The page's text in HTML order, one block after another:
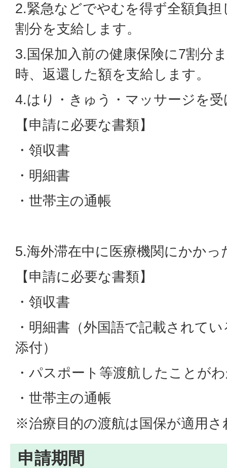
2.緊急などでやむを得ず全額負
割分を支給します。
3.国保加入前の健康保険に7割分
時、返還した額を支給します。
4.はり・きゅう・マッサージを
【申請に必要な書類】
・領収書
・明細書
・世帯主の通帳
5.海外滞在中に医療機関にかかっ
【申請に必要な書類】
・領収書
・明細書（外国語で記載されて
添付）
・パスポート等渡航したことが
・世帯主の通帳
※治療目的の渡航は国保が適用さ
申請期間